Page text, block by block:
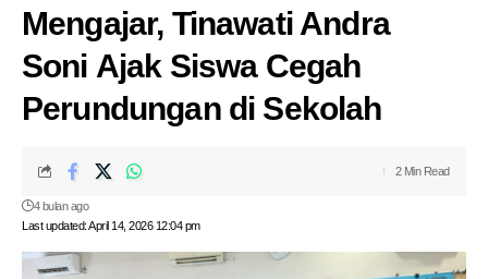
Mengajar, Tinawati Andra
Soni Ajak Siswa Cegah
Perundungan di Sekolah
Last updated: April 14, 2026 12:04 pm
4 bulan ago
2 Min Read